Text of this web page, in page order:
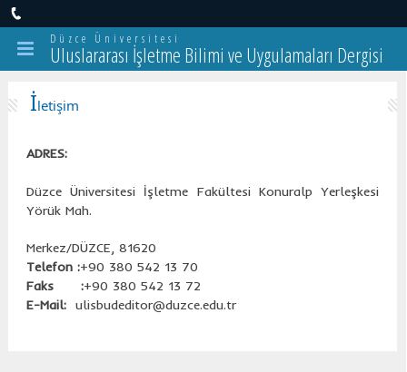
Düzce Üniversitesi
Uluslararası İşletme Bilimi ve Uygulamaları Dergisi
İletişim
ADRES:
Düzce Üniversitesi İşletme Fakültesi Konuralp Yerleşkesi
Yörük Mah.
Merkez/DÜZCE, 81620
Telefon :+90 380 542 13 70
Faks :+90 380 542 13 72
E-Mail: ulisbudeditor@duzce.edu.tr